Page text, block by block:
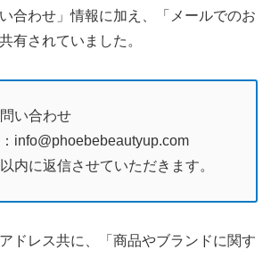
合わせ」情報に加え、「メールでのお
有されていました。
い合わせ
info@phoebebeautyup.com
内に返信させていただきます。
ドレス共に、「商品やブランドに関す